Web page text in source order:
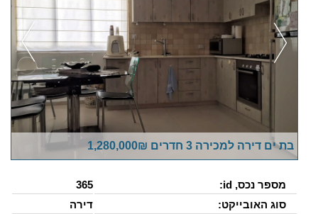
בת ים דירה למכירה 3 חדרים 1,280,000₪
מספר נכס, id:
365
סוג האובייקט:
דירה